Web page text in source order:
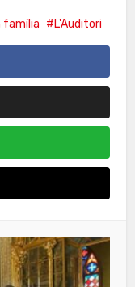
família L'Auditori